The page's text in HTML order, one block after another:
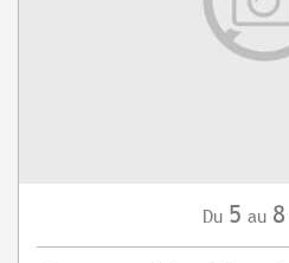
Du 5 au 8